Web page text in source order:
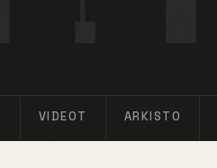
VIDEOT ARKISTO